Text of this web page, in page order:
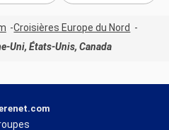
Croisières Europe du Nord
Uni, États-Unis, Canada